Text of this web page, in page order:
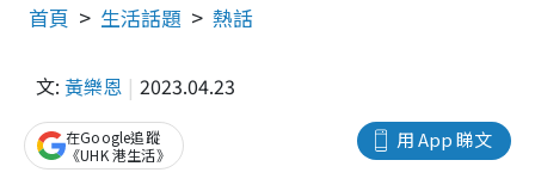
首頁 生活話題 熱話
文: 黃樂恩 2023.04.23
用 App 睇文
在Google追蹤
《UHK 港生活》